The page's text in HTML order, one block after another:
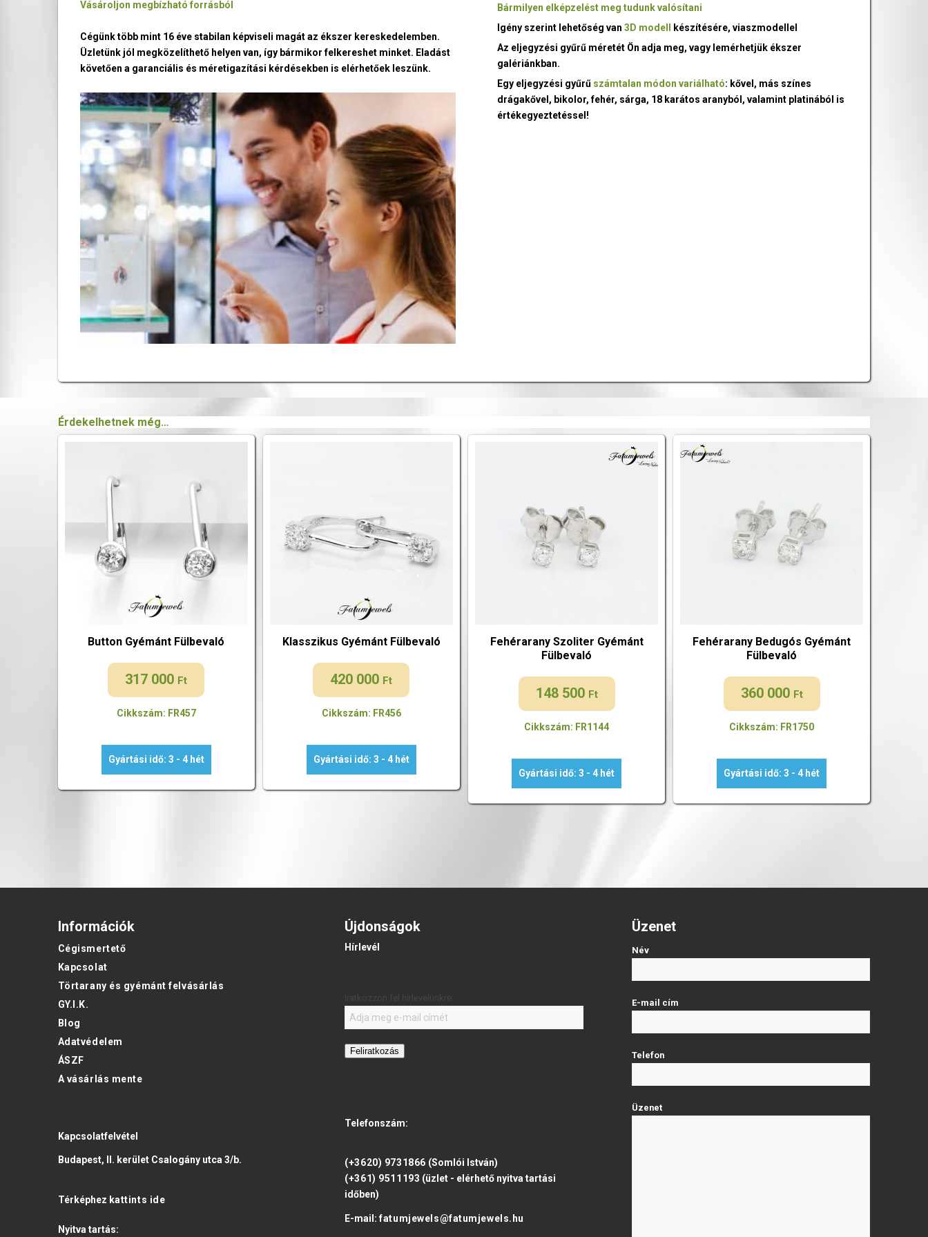
Vásároljon megbízható forrásból
Cégünk több mint 16 éve stabilan képviseli magát az ékszer kereskedelemben.
Üzletünk jól megközelíthető helyen van, így bármikor felkereshet minket. Eladást
követően a garanciális és méretigazítási kérdésekben is elérhetőek leszünk.
Bármilyen elképzelést meg tudunk valósítani
Igény szerint lehetőség van3D modell
készítésére, viaszmodellel
Az eljegyzési gyűrű méretét Ön adja meg, vagy lemérhetjük ékszer
galériánkban.
Egy eljegyzési gyűrű számtalan módon variálható: kővel, más színes
drágakővel, bikolor, fehér, sárga, 18 karátos aranyból, valamint platinából is
értékegyeztetéssel!
Érdekelhetnek még…
Button Gyémánt Fülbevaló
317 000 Ft
Cikkszám: FR457
Gyártási idő: 3 - 4 hét
Klasszikus Gyémánt Fülbevaló
420 000 Ft
Cikkszám: FR456
Gyártási idő: 3 - 4 hét
Fehérarany Szoliter Gyémánt
Fülbevaló
148 500 Ft
Cikkszám: FR1144
Gyártási idő: 3 - 4 hét
Fehérarany Bedugós Gyémánt
Fülbevaló
360 000 Ft
Cikkszám: FR1750
Gyártási idő: 3 - 4 hét
Információk
Cégismertető
Kapcsolat
Törtarany és gyémánt felvásárlás
GY.I.K.
Blog
Adatvédelem
ÁSZF
A vásárlás mente
Kapcsolatfelvétel
Budapest, II. kerület Csalogány utca 3/b.
Térképhez kattints ide
Nyitva tartás:
Újdonságok
Hírlevél
Feliratkozás
Telefonszám:
(+3620) 9731866 (Somlói István)
(+361) 9511193 (üzlet - elérhető nyitva tartási
időben)
E-mail:fatumjewels@fatumjewels.hu
Üzenet
Név
E-mail cím
Telefon
Üzenet